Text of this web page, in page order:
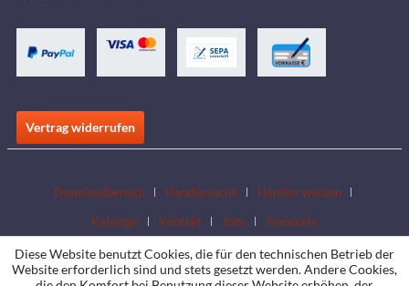
Vertrag widerrufen
Downloadbereich Händlersuche
Händler werden
Kataloge
Kontakt Jobs Standorte
Diese Website benutzt Cookies, die für den technischen Betrieb der
Website erforderlich sind und stets gesetzt werden. Andere Cookies,